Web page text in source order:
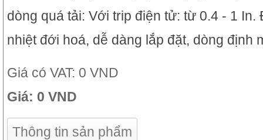
dòng quá tải: Với trip điện tử: từ 0.4 - 1
nhiệt đới hoá, dễ dàng lắp đặt, dòng định
Giá có VAT: 0 VND
Giá: 0 VND
Thông tin sản phẩm